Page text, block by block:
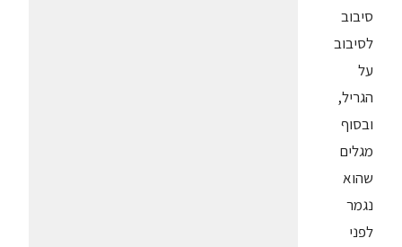
סיבוב
לסיבוב
על
הגריל,
ובסוף
מגלים
שהוא
נגמר
לפני